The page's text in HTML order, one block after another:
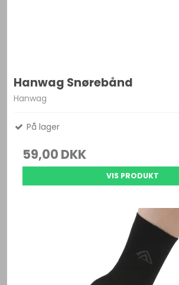
Hanwag Snørebånd
Hanwag
På lager
59,00 DKK
VIS PRODUKT